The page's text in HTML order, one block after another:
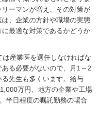
ーマンが増え、その対策が
、企業の方針や職場の実態
最適な対策であるかどうか
産業医を選任しなければな
る必要がないので、月1～2
先生も多くいます。給与
万円、地方の企業や工場
半日程度の嘱託勤務の場合